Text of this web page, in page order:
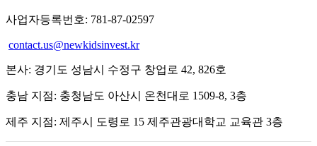
사업자등록번호: 781-87-02597
contact.us@newkidsinvest.kr
본사: 경기도 성남시 수정구 창업로 42, 826호
충남 지점: 충청남도 아산시 온천대로 1509-8, 3층
제주 지점: 제주시 도령로 15 제주관광대학교 교육관 3층